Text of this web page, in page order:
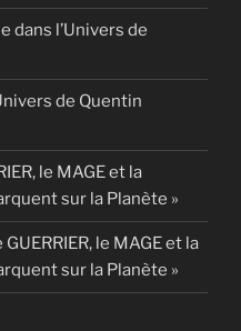
dans l’Univers de
de Quentin
le MAGE et la
sur la Planète »
GUERRIER, le MAGE et la
sur la Planète »